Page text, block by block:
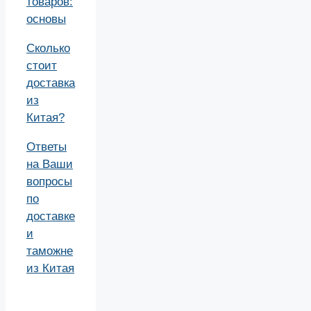
основы
Сколько
стоит
доставка
из
Китая?
Ответы
на Ваши
вопросы
по
доставке
и
таможне
из Китая